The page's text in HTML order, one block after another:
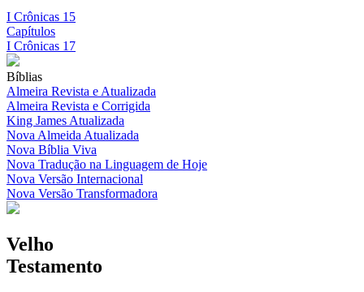
I Crônicas 15
Capítulos
I Crônicas 17
Bíblias
Almeira Revista e Atualizada
Almeira Revista e Corrigida
King James Atualizada
Nova Almeida Atualizada
Nova Bíblia Viva
Nova Tradução na Linguagem de Hoje
Nova Versão Internacional
Nova Versão Transformadora
Velho
Testamento